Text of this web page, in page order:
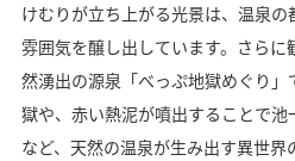
けむりが立ち上がる光景は、温泉
雰囲気を醸し出しています。さらに
然湧出の源泉「べっぷ地獄めぐり
獄や、赤い熱泥が噴出することで
など、天然の温泉が生み出す異世